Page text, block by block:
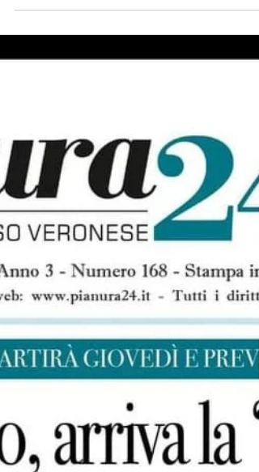
possibile prendere visione del
documento. LINK